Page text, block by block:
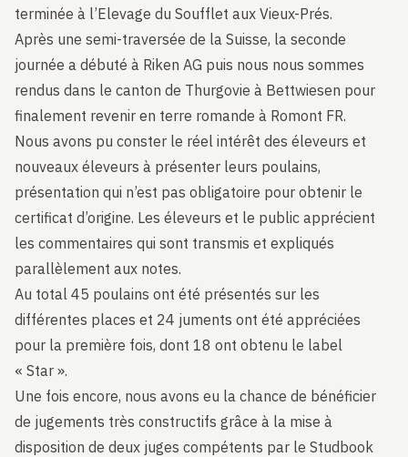
terminée à l’Elevage du Soufflet aux Vieux-Prés.
Après une semi-traversée de la Suisse, la seconde
journée a débuté à Riken AG puis nous nous sommes
rendus dans le canton de Thurgovie à Bettwiesen pour
finalement revenir en terre romande à Romont FR.
Nous avons pu conster le réel intérêt des éleveurs et
nouveaux éleveurs à présenter leurs poulains,
présentation qui n’est pas obligatoire pour obtenir le
certificat d’origine. Les éleveurs et le public apprécient
les commentaires qui sont transmis et expliqués
parallèlement aux notes.
Au total 45 poulains ont été présentés sur les
différentes places et 24 juments ont été appréciées
pour la première fois, dont 18 ont obtenu le label
« Star ».
Une fois encore, nous avons eu la chance de bénéficier
de jugements très constructifs grâce à la mise à
disposition de deux juges compétents par le Studbook